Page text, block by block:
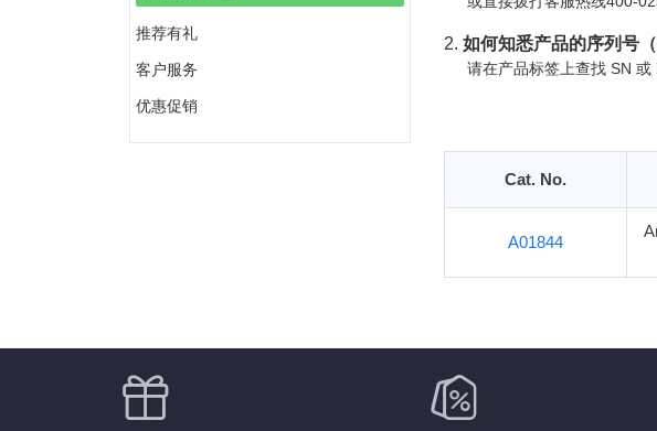
推荐有礼
客户服务
优惠促销
2. 如何知悉产品的序列号
请在产品标签上查找 SN 或
Cat. No.
A01844